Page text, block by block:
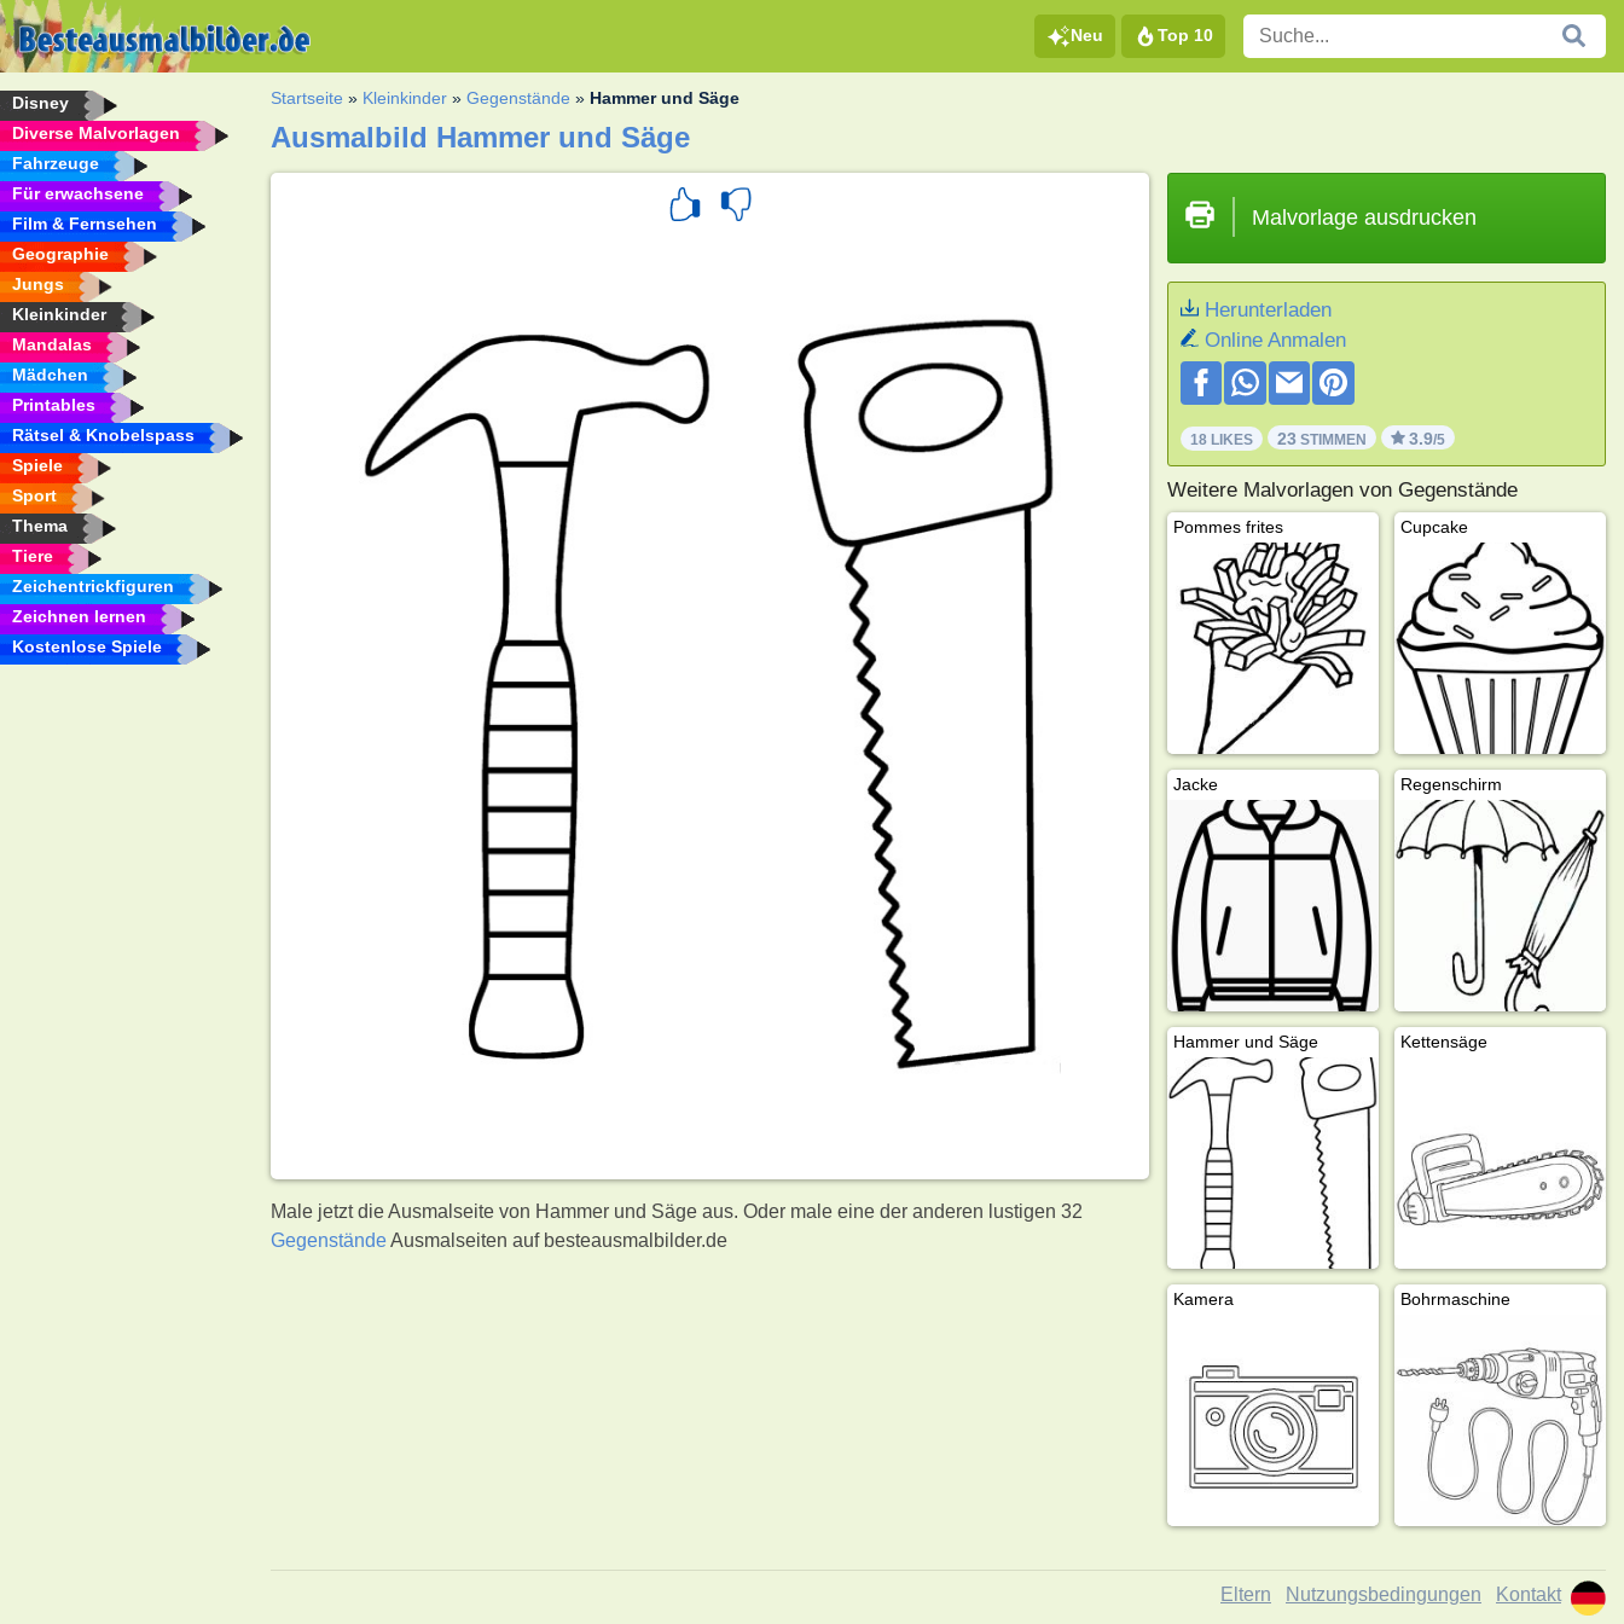
Neu Top 10
Disney
Diverse Malvorlagen
Fahrzeuge
Für erwachsene
Film & Fernsehen
Geographie
Jungs
Kleinkinder
Mandalas
Mädchen
Printables
Rätsel & Knobelspass
Spiele
Sport
Thema
Tiere
Zeichentrickfiguren
Zeichnen lernen
Kostenlose Spiele
Startseite » Kleinkinder »Gegenstände » Hammer und Säge
Ausmalbild Hammer und Säge
Male jetzt die Ausmalseite von Hammer und Säge aus. Oder male eine der anderen lustigen 32
GegenständeAusmalseiten auf besteausmalbilder.de
Malvorlage ausdrucken
Herunterladen
Online Anmalen
18 LIKES 23 STIMMEN 3.9/5
Weitere Malvorlagen von Gegenstände
Pommes frites Cupcake
Jacke Regenschirm
Hammer und Säge Kettensäge
Kamera Bohrmaschine
Eltern Nutzungsbedingungen Kontakt